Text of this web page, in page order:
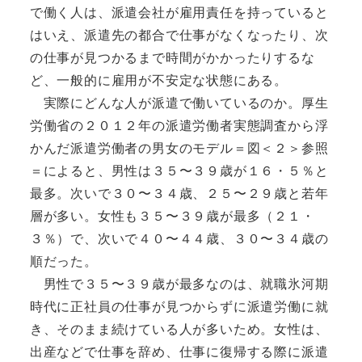
で働く人は、派遣会社が雇用責任を持っていると
はいえ、派遣先の都合で仕事がなくなったり、次
の仕事が見つかるまで時間がかかったりするな
ど、一般的に雇用が不安定な状態にある。
実際にどんな人が派遣で働いているのか。厚生
労働省の２０１２年の派遣労働者実態調査から浮
かんだ派遣労働者の男女のモデル＝図＜２＞参照
＝によると、男性は３５〜３９歳が１６・５％と
最多。次いで３０〜３４歳、２５〜２９歳と若年
層が多い。女性も３５〜３９歳が最多（２１・
３％）で、次いで４０〜４４歳、３０〜３４歳の
順だった。
男性で３５〜３９歳が最多なのは、就職氷河期
時代に正社員の仕事が見つからずに派遣労働に就
き、そのまま続けている人が多いため。女性は、
出産などで仕事を辞め、仕事に復帰する際に派遣